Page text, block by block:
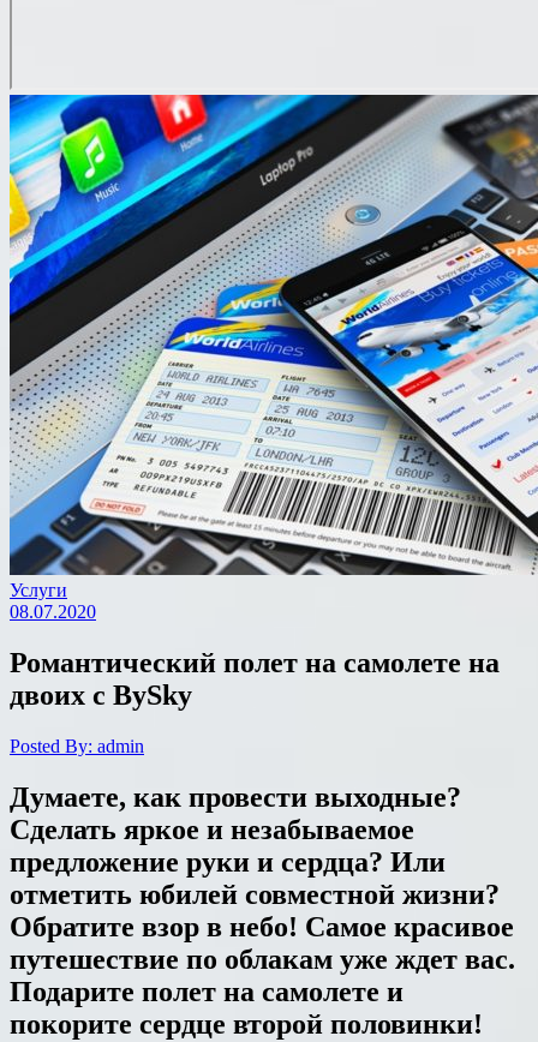
Услуги
08.07.2020
Романтический полет на самолете на
двоих с BySky
Posted By: admin
Думаете, как провести выходные?
Сделать яркое и незабываемое
предложение руки и сердца? Или
отметить юбилей совместной жизни?
Обратите взор в небо! Самое красивое
путешествие по облакам уже ждет вас.
Подарите полет на самолете и
покорите сердце второй половинки!